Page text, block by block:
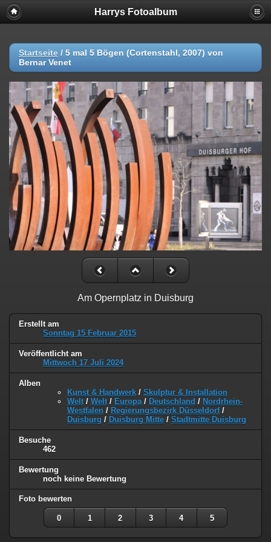
Harrys Fotoalbum
Startseite / 5 mal 5 Bögen (Cortenstahl, 2007) von
Bernar Venet
Am Opernplatz in Duisburg
Erstellt am
Sonntag 15 Februar 2015
Veröffentlicht am
Mittwoch 17 Juli 2024
Alben
Kunst & Handwerk / Skulptur & Installation
Welt / Welt / Europa / Deutschland / Nordrhein-
Westfalen / Regierungsbezirk Düsseldorf/
Duisburg / Duisburg Mitte / Stadtmitte Duisburg
Besuche
462
Bewertung
noch keine Bewertung
Foto bewerten
0 1 2 3 4 5